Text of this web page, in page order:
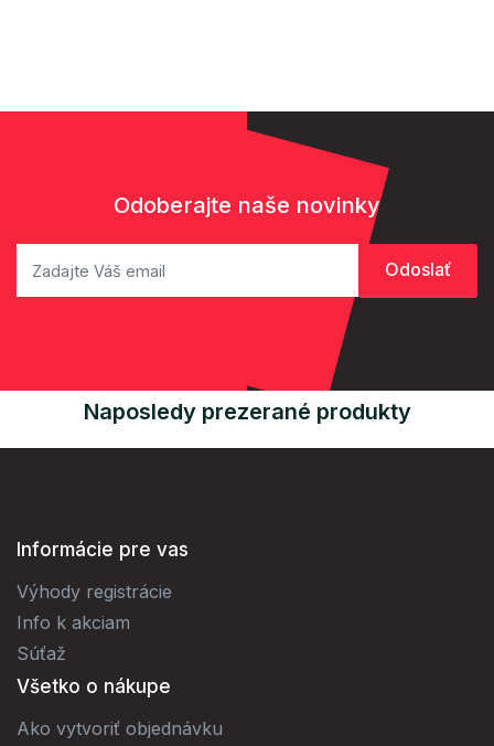
Odoberajte naše novinky
Naposledy prezerané produkty
Informácie pre vas
Výhody registrácie
Info k akciam
Súťaž
Všetko o nákupe
Ako vytvoriť objednávku